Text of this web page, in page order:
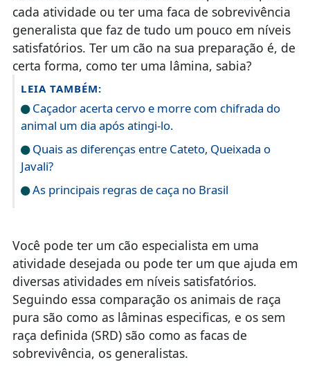
cada atividade ou ter uma faca de sobrevivência
generalista que faz de tudo um pouco em níveis
satisfatórios. Ter um cão na sua preparação é, de
certa forma, como ter uma lâmina, sabia?
LEIA TAMBÉM:
Caçador acerta cervo e morre com chifrada do
animal um dia após atingi-lo.
Quais as diferenças entre Cateto, Queixada o
Javali?
As principais regras de caça no Brasil
Você pode ter um cão especialista em uma
atividade desejada ou pode ter um que ajuda em
diversas atividades em níveis satisfatórios.
Seguindo essa comparação os animais de raça
pura são como as lâminas especificas, e os sem
raça definida (SRD) são como as facas de
sobrevivência, os generalistas.